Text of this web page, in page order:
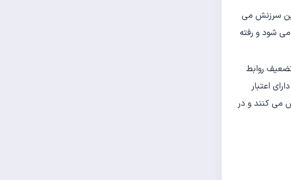
سرزنش می
شود و رفته
روابط
اعتبار
می کنند و در